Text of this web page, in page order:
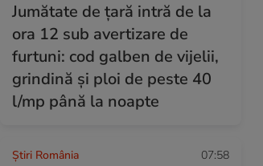
Jumătate de țară intră de la
ora 12 sub avertizare de
furtuni: cod galben de vijelii,
grindină și ploi de peste 40
l/mp până la noapte
Știri România 07:58